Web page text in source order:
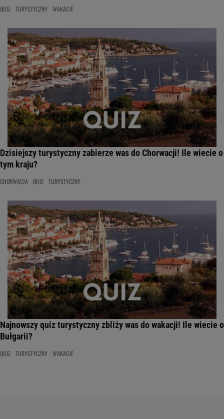
QUIZ TURYSTYCZNY WAKACJE
Dzisiejszy turystyczny zabierze was do Chorwacji! Ile wiecie o
tym kraju?
CHORWACJA QUIZ TURYSTYCZNY
Najnowszy quiz turystyczny zbliży was do wakacji! Ile wiecie o
Bułgarii?
QUIZ TURYSTYCZNY WAKACJE